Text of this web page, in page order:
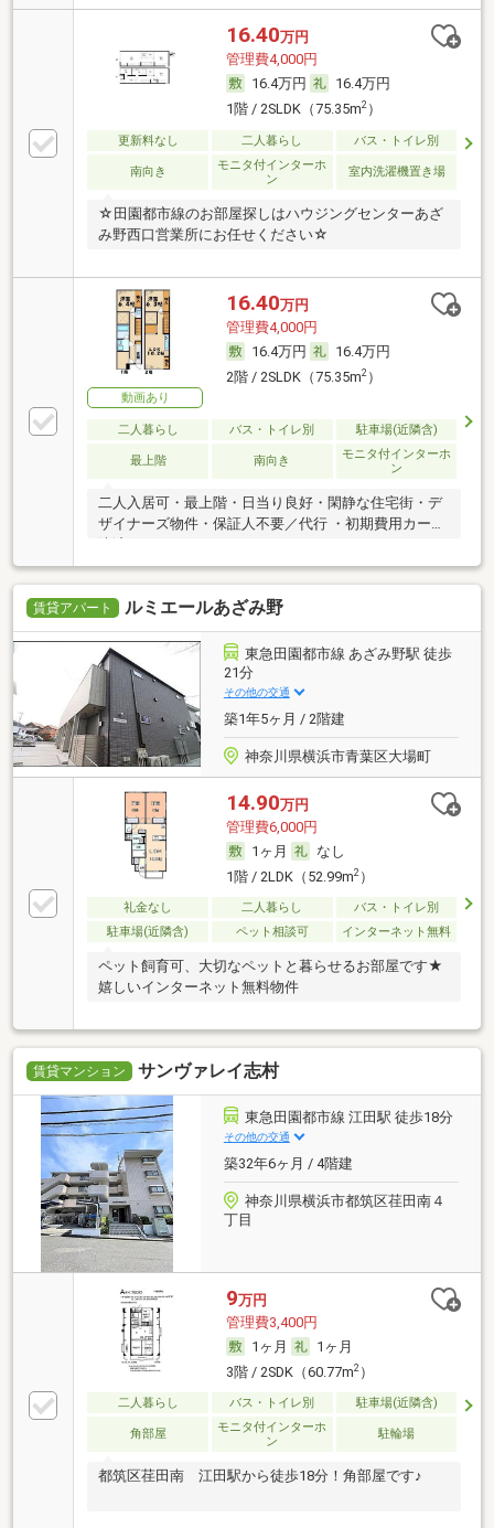
16.40万円
管理費4,000円
16.4万円
16.4万円
1階 / 2SLDK（75.35m2）
更新料なし 二人暮らし バス・トイレ別
南向き
モニタ付インターホ
ン
室内洗濯機置き場
☆田園都市線のお部屋探しはハウジングセンターあざ
み野西口営業所にお任せください☆
動画あり
16.40万円
管理費4,000円
16.4万円
16.4万円
2階 / 2SLDK（75.35m2）
二人暮らし バス・トイレ別 駐車場(近隣含)
最上階 南向き
モニタ付インターホ
ン
二人入居可・最上階・日当り良好・閑静な住宅街・デ
ザイナーズ物件・保証人不要／代行 ・初期費用カード
決済可
賃貸アパート ルミエールあざみ野
東急田園都市線 あざみ野駅 徒歩
21分
その他の交通
築1年5ヶ月 / 2階建
神奈川県横浜市青葉区大場町
14.90万円
管理費6,000円
1ヶ月
なし
1階 / 2LDK（52.99m2）
礼金なし 二人暮らし
バス・トイレ別
駐車場(近隣含)
ペット相談可 インターネット無料
ペット飼育可、大切なペットと暮らせるお部屋です★
嬉しいインターネット無料物件
賃貸マンション サンヴァレイ志村
東急田園都市線 江田駅 徒歩18分
その他の交通
築32年6ヶ月 / 4階建
神奈川県横浜市都筑区荏田南４
丁目
9万円
管理費3,400円
1ヶ月
1ヶ月
3階 / 2SDK（60.77m2）
二人暮らし バス・トイレ別 駐車場(近隣含)
角部屋
モニタ付インターホ
ン
駐輪場
都筑区荏田南 江田駅から徒歩18分！角部屋です♪